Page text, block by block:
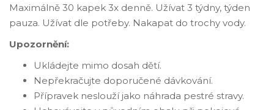
Maximálně 30 kapek 3x denně. Užívat 3 týdny, týden
pauza. Užívat dle potřeby. Nakapat do trochy vody.
Upozornění:
Ukládejte mimo dosah dětí.
Nepřekračujte doporučené dávkování.
Přípravek neslouží jako náhrada pestré stravy.